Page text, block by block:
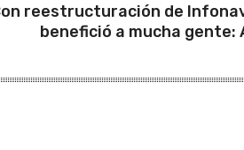
reestructuración de
benefició a mucha gente: